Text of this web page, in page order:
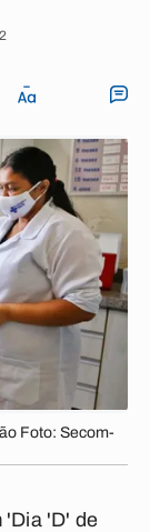
Foto: Secom-
'Dia 'D' de